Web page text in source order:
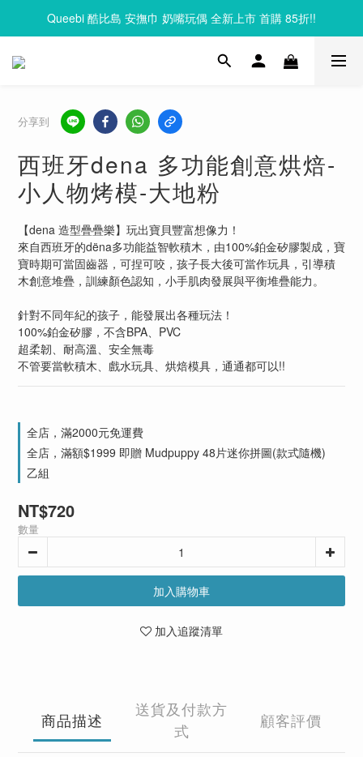
Clixo 磁力片83折起，滿額再贈禮
Queebi 酷比島 安撫巾 奶嘴玩偶 全新上市 首購 85折!!
Clixo 磁力片83折起，滿額再贈禮
分享到
西班牙dena 多功能創意烘焙-
小人物烤模-大地粉
【dena 造型疊疊樂】玩出寶貝豐富想像力！
來自西班牙的dëna多功能益智軟積木，由100%鉑金矽膠製成，寶
寶時期可當固齒器，可捏可咬，孩子長大後可當作玩具，引導積
木創意堆疊，訓練顏色認知，小手肌肉發展與平衡堆疊能力。
針對不同年紀的孩子，能發展出各種玩法！
100%鉑金矽膠，不含BPA、PVC
超柔韌、耐高溫、安全無毒
不管要當軟積木、戲水玩具、烘焙模具，通通都可以!!
全店，滿2000元免運費
全店，滿額$1999 即贈 Mudpuppy 48片迷你拼圖(款式隨機)
乙組
NT$720
數量
加入購物車
加入追蹤清單
商品描述
送貨及付款方
式
顧客評價